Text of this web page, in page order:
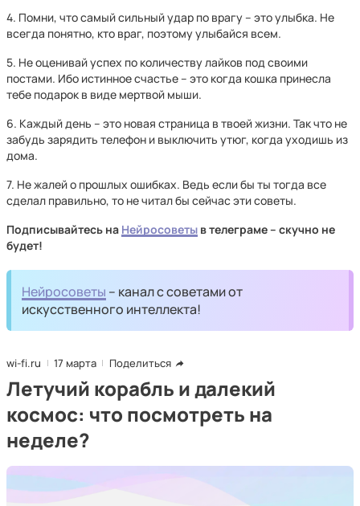
4. Помни, что самый сильный удар по врагу – это улыбка. Не
всегда понятно, кто враг, поэтому улыбайся всем.
5. Не оценивай успех по количеству лайков под своими
постами. Ибо истинное счастье – это когда кошка принесла
тебе подарок в виде мертвой мыши.
6. Каждый день – это новая страница в твоей жизни. Так что не
забудь зарядить телефон и выключить утюг, когда уходишь из
дома.
7. Не жалей о прошлых ошибках. Ведь если бы ты тогда все
сделал правильно, то не читал бы сейчас эти советы.
Подписывайтесь на Нейросоветы в телеграме – скучно не
будет!
Нейросоветы – канал с советами от
искусственного интеллекта!
wi-fi.ru 17 марта Поделиться
Летучий корабль и далекий
космос: что посмотреть на
неделе?